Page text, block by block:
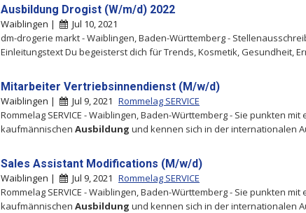
Ausbildung Drogist (W/m/d) 2022
Waiblingen |
Jul 10, 2021
dm-drogerie markt - Waiblingen, Baden-Württemberg -
Einleitungstext Du begeisterst dich für Trends, Kosmetik, Gesundheit,
Mitarbeiter Vertriebsinnendienst (M/w/d)
Waiblingen | Jul 9, 2021 Rommelag SERVICE
Rommelag SERVICE - Waiblingen, Baden-Württemberg - Sie punkten mit
kaufmännischen Ausbildung und kennen sich in der internationalen
Sales Assistant Modifications (M/w/d)
Waiblingen | Jul 9, 2021 Rommelag SERVICE
Rommelag SERVICE - Waiblingen, Baden-Württemberg - Sie punkten mit
kaufmännischen Ausbildung und kennen sich in der internationalen